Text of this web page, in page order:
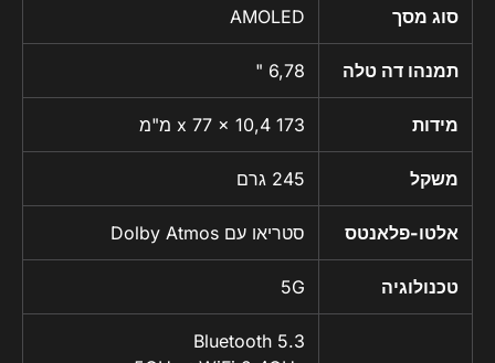
סוג מסך AMOLED
תמנהו דה טלה 6,78 "
מידות 173 x 77 x 10,4 מ"מ
משקל 245 גרם
אלטו-פלאנטס סטריאו עם Dolby Atmos
טכנולוגיה 5G
Bluetooth 5.3